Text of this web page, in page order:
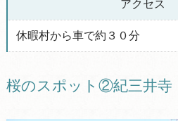
アクセス
休暇村から車で約３０分
桜のスポット②紀三井寺